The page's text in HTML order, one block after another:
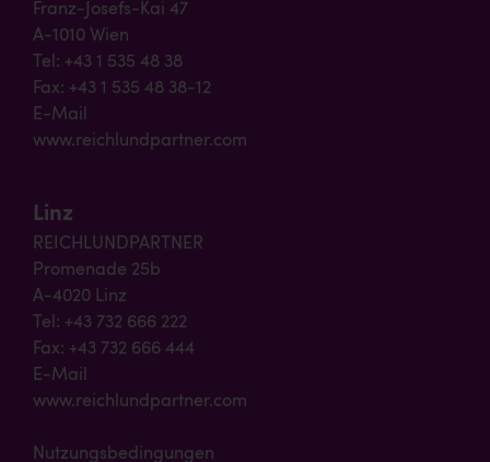
Franz-Josefs-Kai 47
A-1010 Wien
Tel: +43 1 535 48 38
Fax: +43 1 535 48 38-12
E-Mail
www.reichlundpartner.com
Linz
REICHLUNDPARTNER
Promenade 25b
A-4020 Linz
Tel: +43 732 666 222
Fax: +43 732 666 444
E-Mail
www.reichlundpartner.com
Nutzungsbedingungen